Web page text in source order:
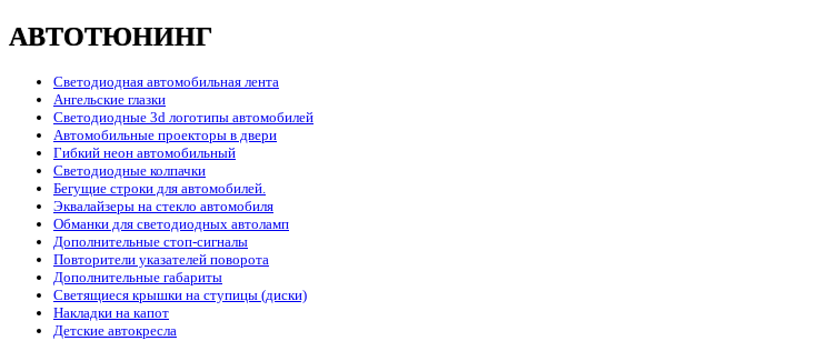
АВТОТЮНИНГ
Светодиодная автомобильная лента
Ангельские глазки
Светодиодные 3d логотипы автомобилей
Автомобильные проекторы в двери
Гибкий неон автомобильный
Светодиодные колпачки
Бегущие строки для автомобилей.
Эквалайзеры на стекло автомобиля
Обманки для светодиодных автоламп
Дополнительные стоп-сигналы
Повторители указателей поворота
Дополнительные габариты
Светящиеся крышки на ступицы (диски)
Накладки на капот
Детские автокресла